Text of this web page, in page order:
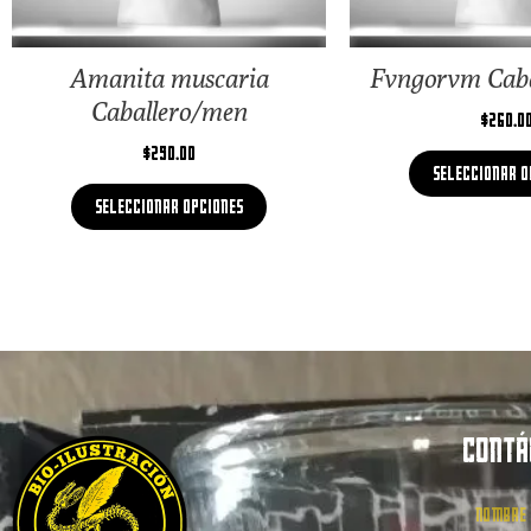
Amanita muscaria
Caballero/men
$290.00
Seleccionar opciones
Fvngorvm
$
Seleccionar